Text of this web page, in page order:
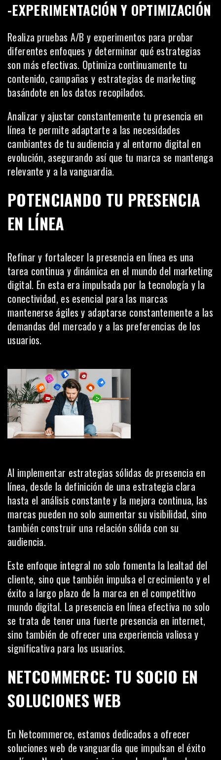
-EXPERIMENTACIÓN Y OPTIMIZACIÓN
Realiza pruebas A/B y experimentos para probar
diferentes enfoques y determinar qué estrategias
son más efectivas. Optimiza continuamente tu
contenido, campañas y estrategias de marketing
basándote en los datos recopilados.
Analizar y ajustar constantemente tu presencia en
línea te permite adaptarte a las necesidades
cambiantes de tu audiencia y al entorno digital en
evolución, asegurando así que tu marca se mantenga
relevante y a la vanguardia.
POTENCIANDO TU PRESENCIA
EN LÍNEA
Refinar y fortalecer la presencia en línea es una
tarea continua y dinámica en el mundo del marketing
digital. En esta era impulsada por la tecnología y la
conectividad, es esencial para las marcas
mantenerse ágiles y adaptarse constantemente a las
demandas del mercado y a las preferencias de los
usuarios.
Al implementar estrategias sólidas de presencia en
línea, desde la definición de una estrategia clara
hasta el análisis constante y la mejora continua, las
marcas pueden no solo aumentar su visibilidad, sino
también construir una relación sólida con su
audiencia.
Este enfoque integral no solo fomenta la lealtad del
cliente, sino que también impulsa el crecimiento y el
éxito a largo plazo de la marca en el competitivo
mundo digital. La presencia en línea efectiva no solo
se trata de tener una fuerte presencia en internet,
sino también de ofrecer una experiencia valiosa y
significativa para los usuarios.
NETCOMMERCE: TU SOCIO EN
SOLUCIONES WEB
En Netcommerce, estamos dedicados a ofrecer
soluciones web de vanguardia que impulsan el éxito